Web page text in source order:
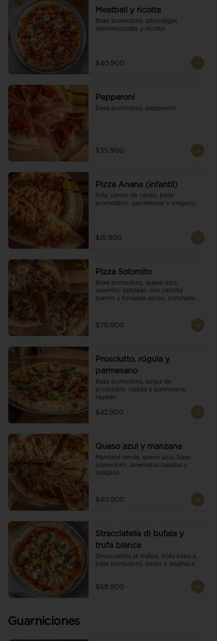
Meatball y ricotta
Base pomodoro, albondigas
desmenuzadas y ricotta.
$40.900
Pepperoni
Base pomodoro, pepperoni.
$35.900
Pizza Anana (infantil)
Piña, jamon de cerdo, base
promodoro, parmesano y oregano.
$15.900
Pizza Solomito
Base pomodoro, queso azul,
solomito salteado con cebolla
puerro y tomates secos, coronada
$70.900
Prosciutto, rúgula y
parmesano
Base pomodoro, lonjas de
prosciutto, rúgula y parmesano
rayado.
$42.900
Queso azul y manzana
Manzana verde, queso azul, base
pomodoro, almendras tajadas y
orégano.
$40.900
Stracciatella di bufala y
trufa blanca
Stracciatella di bufala, trufa blanca,
base pomodoro, pesto y albahaca.
$68.900
Guarniciones